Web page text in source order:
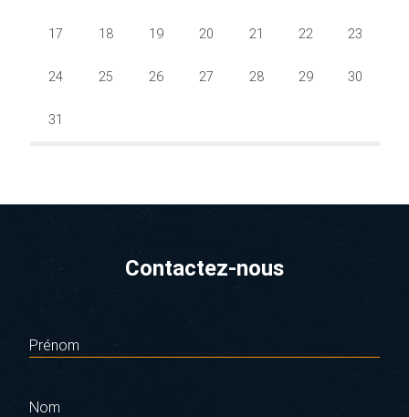
17 18 19 20 21 22 23
24 25 26 27 28 29 30
31
Contactez-nous
Prénom
Nom